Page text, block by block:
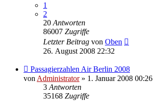
1
2
20 Antworten
86007 Zugriffe
Letzter Beitrag von Oben
26. August 2008 22:32
Passagierzahlen Air Berlin 2008
von Administrator» 1. Januar 2008 00:26
3 Antworten
35168 Zugriffe